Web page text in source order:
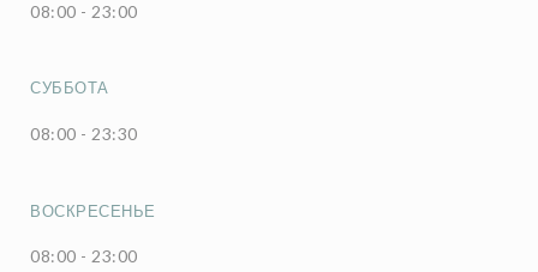
08:00 - 23:00
СУББОТА
08:00 - 23:30
ВОСКРЕСЕНЬЕ
08:00 - 23:00